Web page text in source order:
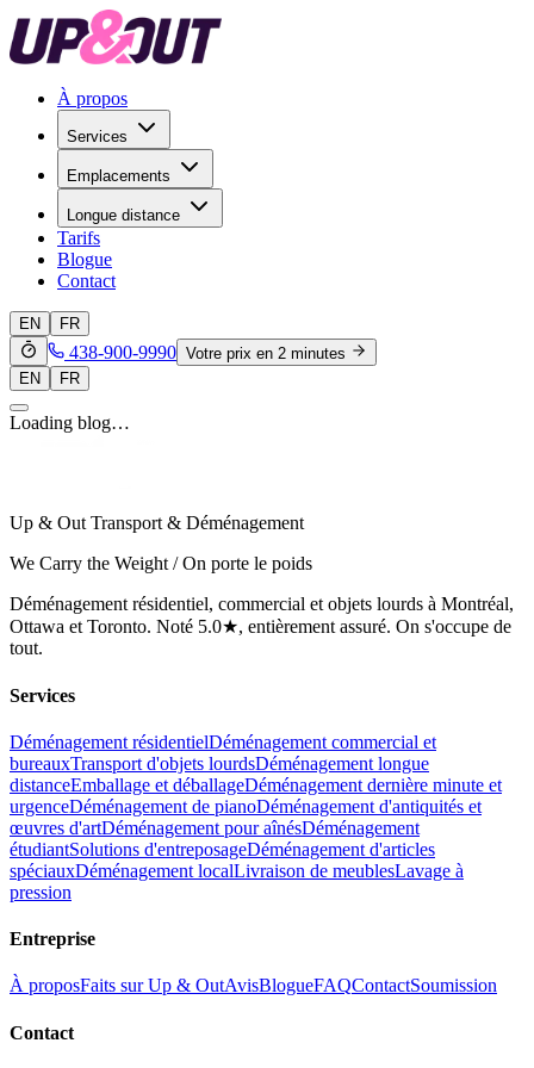
À propos
Services
Emplacements
Longue distance
Tarifs
Blogue
Contact
EN FR
438-900-9990 Votre prix en 2 minutes
EN
FR
Loading blog…
Up & Out Transport & Déménagement
We Carry the Weight / On porte le poids
Déménagement résidentiel, commercial et objets lourds à Montréal,
Ottawa et Toronto. Noté 5.0★, entièrement assuré. On s'occupe de
tout.
Services
Déménagement résidentielDéménagement commercial et
bureauxTransport d'objets lourdsDéménagement longue
distanceEmballage et déballageDéménagement dernière minute et
urgenceDéménagement de pianoDéménagement d'antiquités et
œuvres d'artDéménagement pour aînésDéménagement
étudiantSolutions d'entreposageDéménagement d'articles
spéciauxDéménagement localLivraison de meublesLavage à
pression
Entreprise
À proposFaits sur Up & OutAvisBlogueFAQContactSoumission
Contact